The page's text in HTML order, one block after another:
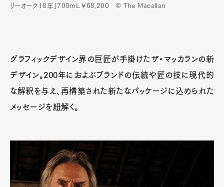
リーオーク18年」700mL ¥68,200 © The Macallan
グラフィックデザイン界の巨匠が手掛けたザ・マッカランの新
デザイン。200年におよぶブランドの伝統や匠の技に現代的
な解釈を与え、再構築された新たなパッケージに込められた
メッセージを紐解く。